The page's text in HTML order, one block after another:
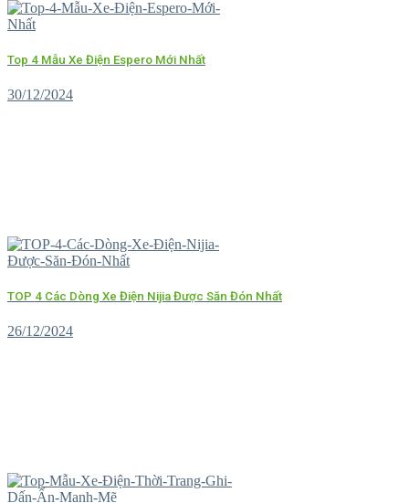
Top 4 Mẫu Xe Điện Espero Mới Nhất
30/12/2024
TOP 4 Các Dòng Xe Điện Nijia Được Săn Đón Nhất
26/12/2024